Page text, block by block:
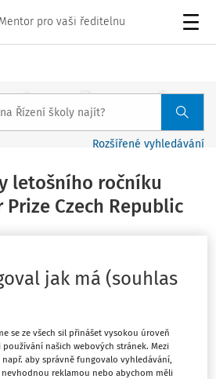
Mentor pro vaši ředitelnu
Rozšířené vyhledávání
letošního ročníku
Prize Czech Republic
inspirativních učitelů, kteří jsou
Global Teacher Prize Czech
se letos přihlásilo 151
učitelů.
vyhlášení 1. června.
jak má (souhlas
se ze všech sil přinášet vysokou úroveň
našich webových stránek. Mezi
aby správně fungovalo vyhledávání,
reklamou nebo abychom měli